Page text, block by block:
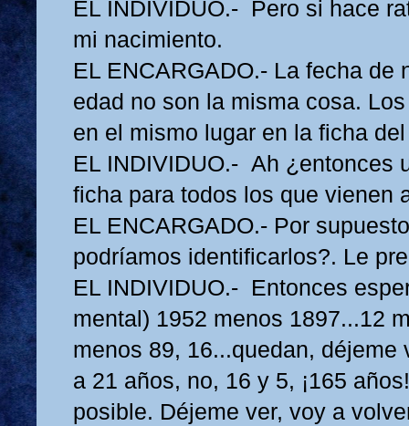
EL INDIVIDUO.- Pero si hace
mi nacimiento.
EL ENCARGADO.- La fecha de
edad no son la misma cosa.
en el mismo lugar en la ficha
EL INDIVIDUO.- Ah ¿entonces
ficha para todos los que vienen
EL ENCARGADO.- Por
podríamos identificarlos?. Le
EL INDIVIDUO.- Entonces
mental) 1952 menos 1897...12
menos 89, 16...quedan, déjeme
a 21 años, no, 16 y 5, ¡165
posible. Déjeme ver, voy a